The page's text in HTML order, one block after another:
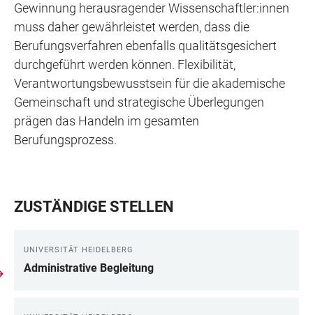
Gewinnung herausragender Wissenschaftler:innen
muss daher gewährleistet werden, dass die
Berufungsverfahren ebenfalls qualitätsgesichert
durchgeführt werden können. Flexibilität,
Verantwortungsbewusstsein für die akademische
Gemeinschaft und strategische Überlegungen
prägen das Handeln im gesamten
Berufungsprozess.
ZUSTÄNDIGE STELLEN
UNIVERSITÄT HEIDELBERG
Administrative Begleitung